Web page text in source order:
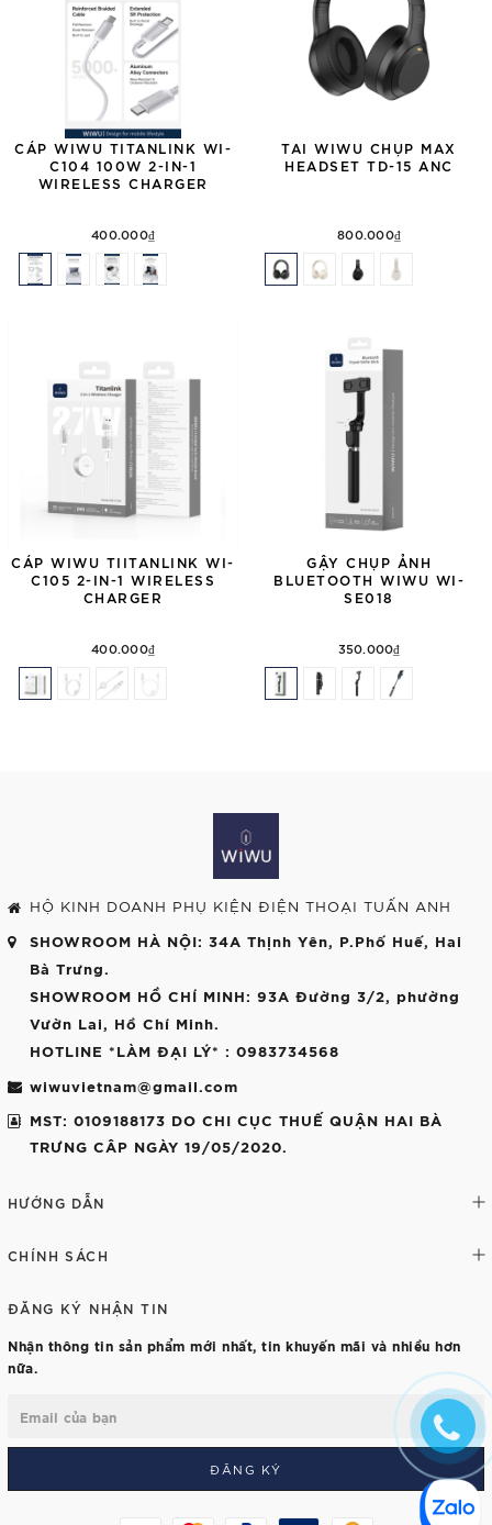
CÁP WIWU TITANLINK WI-
C104 100W 2-IN-1
WIRELESS CHARGER
400.000₫
TAI WIWU CHỤP MAX
HEADSET TD-15 ANC
800.000₫
CÁP WIWU TIITANLINK WI-
C105 2-IN-1 WIRELESS
CHARGER
400.000₫
GẬY CHỤP ẢNH
BLUETOOTH WIWU WI-
SE018
350.000₫
HỘ KINH DOANH PHỤ KIỆN ĐIỆN THOẠI TUẤN ANH
SHOWROOM HÀ NỘI: 34A Thịnh Yên, P.Phố Huế, Hai
Bà Trưng.
SHOWROOM HỒ CHÍ MINH: 93A Đường 3/2, phường
Vườn Lai, Hồ Chí Minh.
HOTLINE *LÀM ĐẠI LÝ* : 0983734568
wiwuvietnam@gmail.com
MST: 0109188173 DO CHI CỤC THUẾ QUẬN HAI BÀ
TRƯNG CÂP NGÀY 19/05/2020.
HƯỚNG DẪN
CHÍNH SÁCH
ĐĂNG KÝ NHẬN TIN
Nhận thông tin sản phẩm mới nhất, tin khuyến mãi và nhiều hơn
nữa.
ĐĂNG KÝ